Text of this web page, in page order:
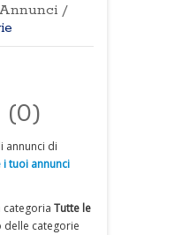
Annunci /
(0)
annunci di
i tuoi annunci
categoria Tutte le
delle categorie